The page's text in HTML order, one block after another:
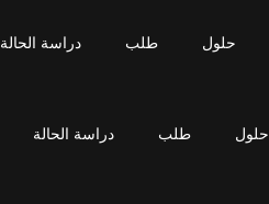
حلول طلب دراسة الحالة
حلول طلب دراسة الحالة